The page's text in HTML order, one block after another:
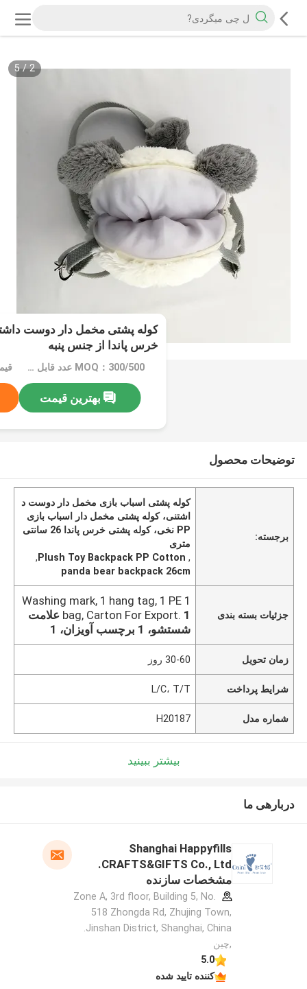
2
/
5
خرس پاندا از جنس پنبه
MOQ：300/500 عدد قابل مذاکره
بهترین قیمت
توضیحات محصول
برجسته:
کوله پشتی اسباب بازی مخمل دار دوست د
اشتنی، کوله پشتی مخمل دار اسباب بازی
PP نخی، کوله پشتی خرس پاندا 26 سانتی
متری
,
Plush Toy Backpack PP Cotton
,
panda bear backpack 26cm
جزئیات بسته بندی
1 Washing mark, 1 hang tag, 1 PE
bag, Carton For Export. 1 علامت
شستشو، 1 برچسب آویزان، 1
زمان تحویل 30-60 روز
شرایط پرداخت L/C، T/T
شماره مدل H20187
بیشتر ببینید
دربارهی ما
Shanghai Happyfills
CRAFTS&GIFTS Co., Ltd.
مشخصات سازنده
Zone A, 3rd floor, Building 5, No.
518 Zhongda Rd, Zhujing Town,
,چین
5.0
کننده تایید شده